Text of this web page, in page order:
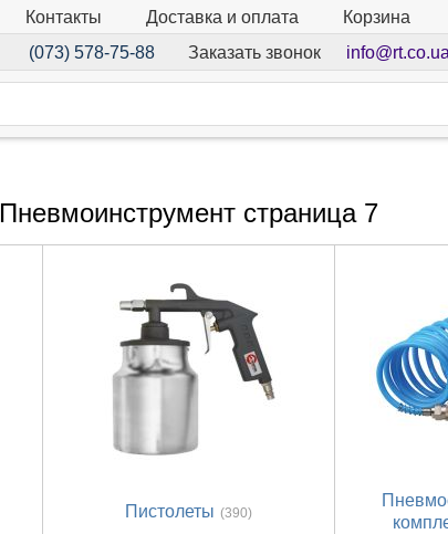
Контакты Доставка и оплата Корзина
(073) 578-75-88 Заказать звонок info@rt.co.ua
Пневмоинструмент страница 7
Пистолеты (390)